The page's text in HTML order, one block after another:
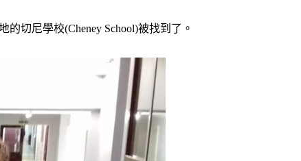
切尼學校(Cheney School)被找到了。